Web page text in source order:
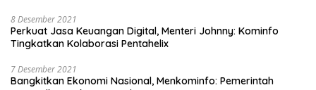
8 Desember 2021
Perkuat Jasa Keuangan Digital, Menteri Johnny: Kominfo
Tingkatkan Kolaborasi Pentahelix
7 Desember 2021
Bangkitkan Ekonomi Nasional, Menkominfo: Pemerintah